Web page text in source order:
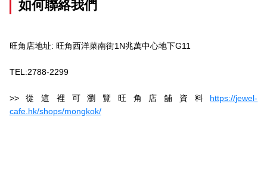
如何聯絡我們
旺角店地址: 旺角西洋菜南街1N兆萬中心地下G11
TEL:2788-2299
>>從這裡可瀏覽旺角店舖資料 https://jewel-
cafe.hk/shops/mongkok/